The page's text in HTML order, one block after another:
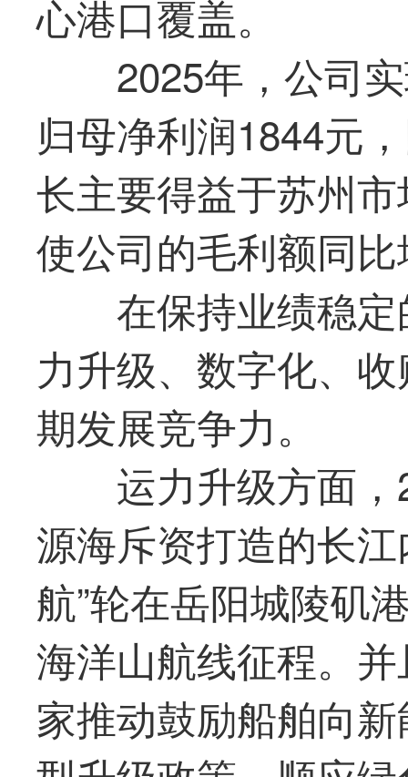
心港口覆盖。
2025年，公司
归母净利润1844元
长主要得益于苏州
使公司的毛利额同
在保持业绩稳
力升级、数字化、
期发展竞争力。
运力升级方面
源海斥资打造的长
航”轮在岳阳城陵矶
海洋山航线征程。
家推动鼓励船舶向